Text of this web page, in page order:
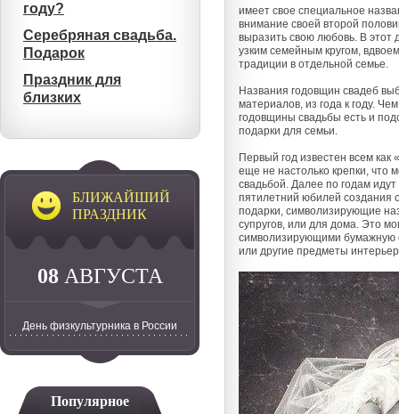
году?
Серебряная свадьба.
Подарок
Праздник для
близких
БЛИЖАЙШИЙ
ПРАЗДНИК
08 АВГУСТА
День физкультурника в России
Популярное
имеет свое специальное
внимание своей второй
выразить свою любовь. В этот
узким семейным кругом,
традиции в отдельной семье.
Названия годовщин свадеб
материалов, из года к году.
годовщины свадьбы есть и
подарки для семьи.
Первый год известен всем
еще не настолько крепки, что
свадьбой. Далее по годам
пятилетний юбилей создания
подарки, символизирующие
супругов, или для дома. Это
символизирующими бумажную
или другие предметы